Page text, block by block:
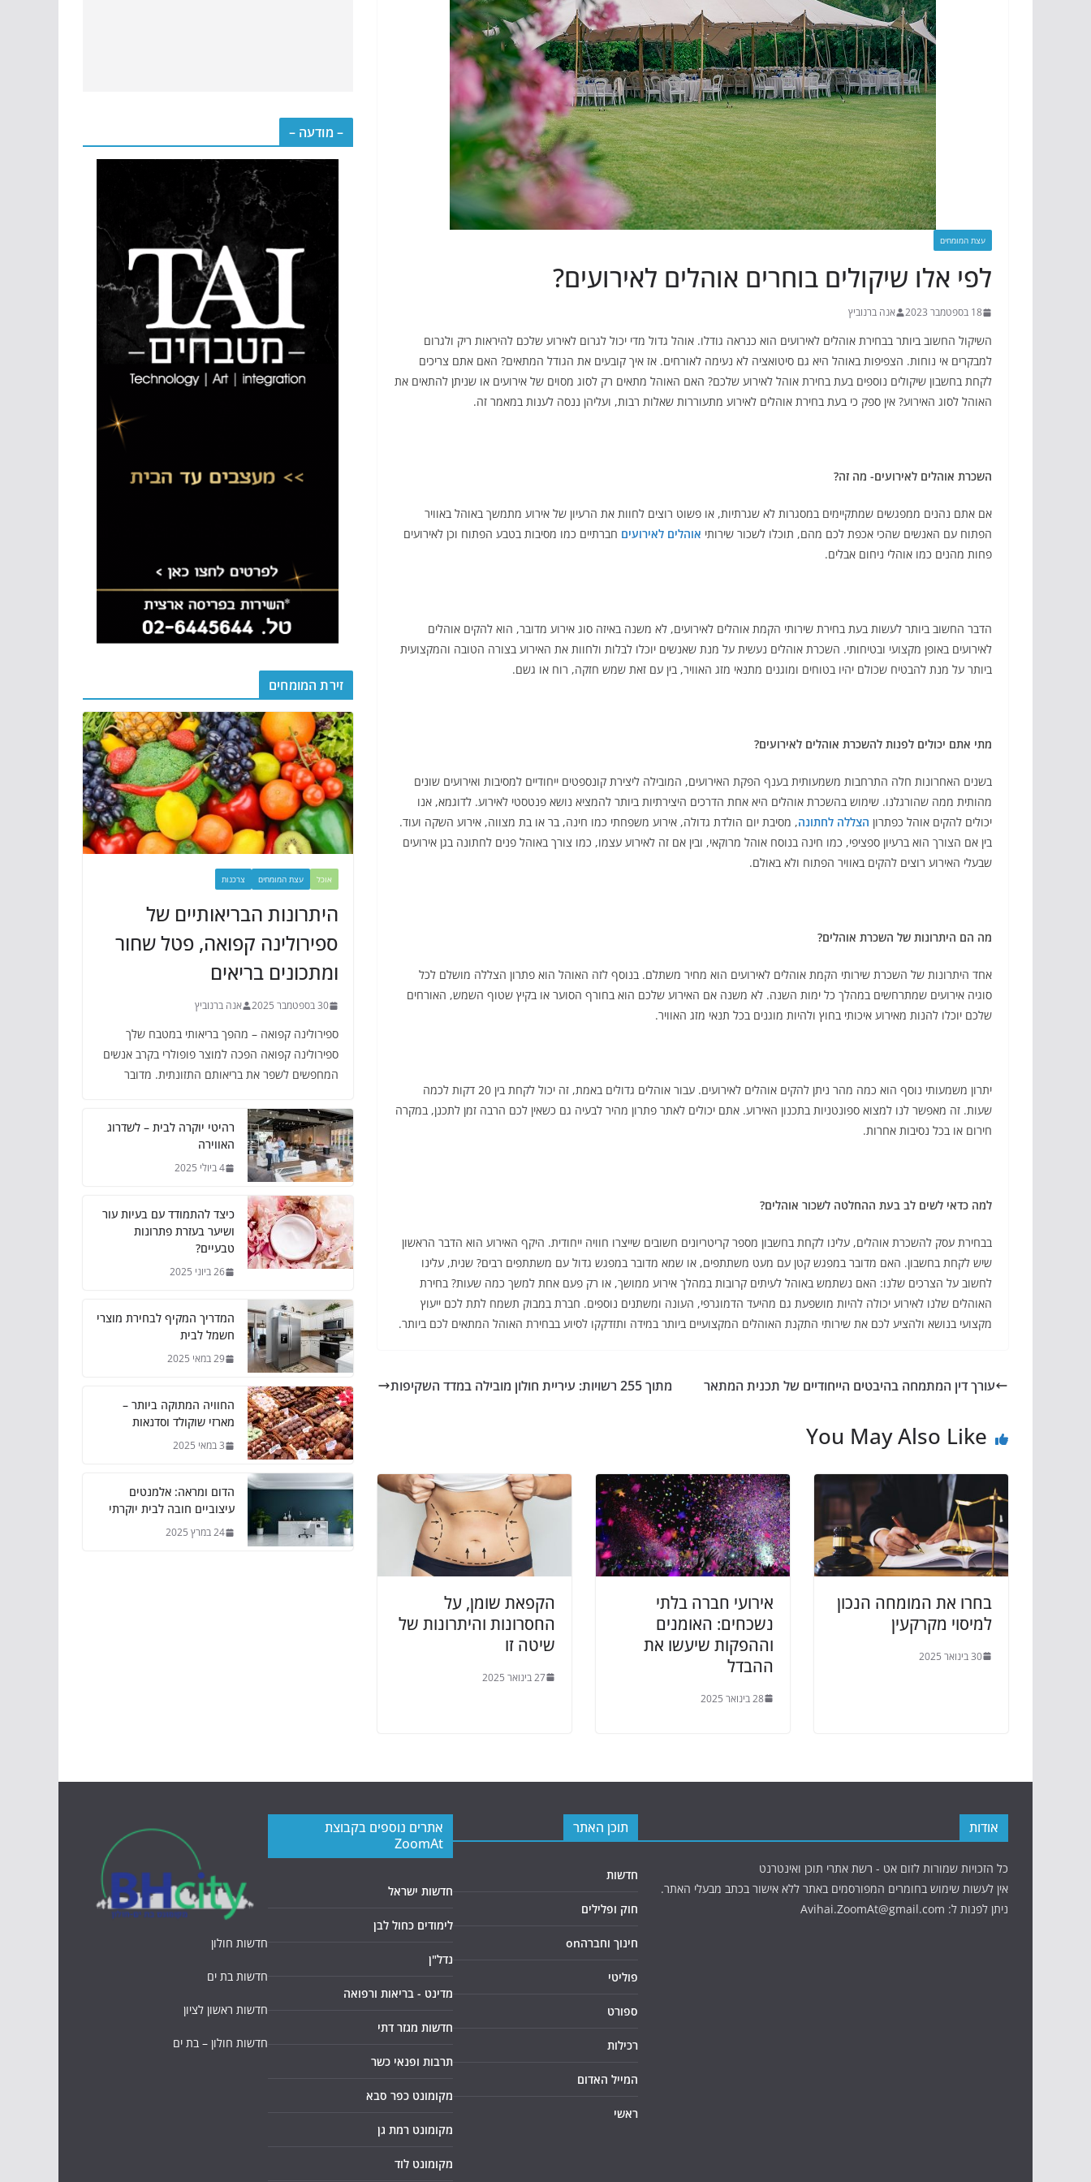
עצת המומחים
לפי אלו שיקולים בוחרים אוהלים לאירועים?
18 בספטמבר 2023 אנה ברנוביץ
השיקול החשוב ביותר בבחירת אוהלים לאירועים הוא כנראה גודלו. אוהל גדול מדי יכול לגרום לאירוע שלכם להיראות ריק ולגרום
למבקרים אי נוחות. הצפיפות באוהל היא גם סיטואציה לא נעימה לאורחים. אז איך קובעים את הגודל המתאים? האם אתם צריכים
לקחת בחשבון שיקולים נוספים בעת בחירת אוהל לאירוע שלכם? האם האוהל מתאים רק לסוג מסוים של אירועים או שניתן להתאים את
האוהל לסוג האירוע? אין ספק כי בעת בחירת אוהלים לאירוע מתעוררות שאלות רבות, ועליהן ננסה לענות במאמר זה.
השכרת אוהלים לאירועים- מה זה?
אם אתם נהנים ממפגשים שמתקיימים במסגרות לא שגרתיות, או פשוט רוצים לחוות את הרעיון של אירוע מתמשך באוהל באוויר
הפתוח עם האנשים שהכי אכפת לכם מהם, תוכלו לשכור שירותי אוהלים לאירועים חברתיים כמו מסיבות בטבע הפתוח וכן לאירועים
פחות מהנים כמו אוהלי ניחום אבלים.
הדבר החשוב ביותר לעשות בעת בחירת שירותי הקמת אוהלים לאירועים, לא משנה באיזה סוג אירוע מדובר, הוא להקים אוהלים
לאירועים באופן מקצועי ובטיחותי. השכרת אוהלים נעשית על מנת שאנשים יוכלו לבלות ולחוות את האירוע בצורה הטובה והמקצועית
ביותר על מנת להבטיח שכולם יהיו בטוחים ומוגנים מתנאי מזג האוויר, בין עם זאת שמש חזקה, רוח או גשם.
מתי אתם יכולים לפנות להשכרת אוהלים לאירועים?
בשנים האחרונות חלה התרחבות משמעותית בענף הפקת האירועים, המובילה ליצירת קונספטים ייחודיים למסיבות ואירועים שונים
מהותית ממה שהורגלנו. שימוש בהשכרת אוהלים היא אחת הדרכים היצירתיות ביותר להמציא נושא פנטסטי לאירוע. לדוגמא, אנו
יכולים להקים אוהל כפתרון הצללה לחתונה, מסיבת יום הולדת גדולה, אירוע משפחתי כמו חינה, בר או בת מצווה, אירוע השקה ועוד.
בין אם הצורך הוא ברעיון ספציפי, כמו חינה בנוסח אוהל מרוקאי, ובין אם זה לאירוע עצמו, כמו צורך באוהל פנים לחתונה בגן אירועים
שבעלי האירוע רוצים להקים באוויר הפתוח ולא באולם.
מה הם היתרונות של השכרת אוהלים?
אחד היתרונות של השכרת שירותי הקמת אוהלים לאירועים הוא מחיר משתלם. בנוסף לזה האוהל הוא פתרון הצללה מושלם לכל
סוגיה אירועים שמתרחשים במהלך כל ימות השנה. לא משנה אם האירוע שלכם הוא בחורף הסוער או בקיץ שטוף השמש, האורחים
שלכם יוכלו להנות מאירוע איכותי בחוץ ולהיות מוגנים בכל תנאי מזג האוויר.
יתרון משמעותי נוסף הוא כמה מהר ניתן להקים אוהלים לאירועים. עבור אוהלים גדולים באמת, זה יכול לקחת בין 20 דקות לכמה
שעות. זה מאפשר לנו למצוא ספונטניות בתכנון האירוע. אתם יכולים לאתר פתרון מהיר לבעיה גם כשאין לכם הרבה זמן לתכנן, במקרה
חירום או בכל נסיבות אחרות.
למה כדאי לשים לב בעת ההחלטה לשכור אוהלים?
בבחירת עסק להשכרת אוהלים, עלינו לקחת בחשבון מספר קריטריונים חשובים שייצרו חוויה ייחודית. היקף האירוע הוא הדבר הראשון
שיש לקחת בחשבון. האם מדובר במפגש קטן עם מעט משתתפים, או שמא מדובר במפגש גדול עם משתתפים רבים? שנית, עלינו
לחשוב על הצרכים שלנו: האם נשתמש באוהל לעיתים קרובות במהלך אירוע ממושך, או רק פעם אחת למשך כמה שעות? בחירת
האוהלים שלנו לאירוע יכולה להיות מושפעת גם מהיעד הדמוגרפי, העונה ומשתנים נוספים. חברת במבוק תשמח לתת לכם ייעוץ
מקצועי בנושא ולהציע לכם את שירותי התקנת האוהלים המקצועיים ביותר במידה ותזדקקו לסיוע בבחירת האוהל המתאים לכם ביותר.
עורך דין המתמחה בהיבטים הייחודיים של תכנית המתאר מתוך 255 רשויות: עיריית חולון מובילה במדד השקיפות
You May Also Like
בחרו את המומחה הנכון
למיסוי מקרקעין
30 בינואר 2025
אירועי חברה בלתי
נשכחים: האומנים
וההפקות שיעשו את
ההבדל
28 בינואר 2025
הקפאת שומן, על
החסרונות והיתרונות של
שיטה זו
27 בינואר 2025
– מודעה –
זירת המומחים
אוכל עצת המומחים צרכנות
היתרונות הבריאותיים של
ספירולינה קפואה, פטל שחור
ומתכונים בריאים
30 בספטמבר 2025 אנה ברנוביץ
ספירולינה קפואה – מהפך בריאותי במטבח שלך
ספירולינה קפואה הפכה למוצר פופולרי בקרב אנשים
המחפשים לשפר את בריאותם התזונתית. מדובר
רהיטי יוקרה לבית – לשדרוג
האווירה
4 ביולי 2025
כיצד להתמודד עם בעיות עור
ושיער בעזרת פתרונות
טבעיים?
26 ביוני 2025
המדריך המקיף לבחירת מוצרי
חשמל לבית
29 במאי 2025
החוויה המתוקה ביותר –
מארזי שוקולד וסדנאות
3 במאי 2025
הדום ומראה: אלמנטים
עיצוביים חובה לבית יוקרתי
24 במרץ 2025
אודות
כל הזכויות שמורות לזום אט - רשת אתרי תוכן ואינטרנט
אין לעשות שימוש בחומרים המפורסמים באתר ללא אישור בכתב מבעלי האתר.
ניתן לפנות ל: Avihai.ZoomAt@gmail.com
תוכן האתר
חדשות
חוק ופלילים
חינוך וחברהon
פוליטי
ספורט
רכילות
המייל האדום
ראשי
אתרים נוספים בקבוצת
ZoomAt
חדשות ישראל
לימודים כחול לבן
נדל"ן
מדינט - בריאות ורפואה
חדשות מגזר דתי
תרבות ופנאי כשר
מקומונט כפר סבא
מקומונט רמת גן
מקומונט לוד
חדשות חולון
חדשות בת ים
חדשות ראשון לציון
חדשות חולון – בת ים